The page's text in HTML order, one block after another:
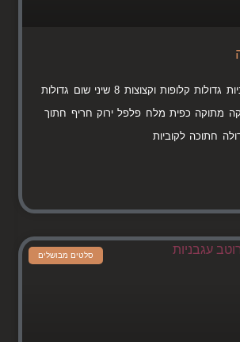
חומרים: 15 עגבניות גדולות קלופות וקצוצות 8 שיני שום גדולות
מתוקה כפית מלח פלפל ירוק חריף חתוך
חתוכה לקוביות
סלטים מבושלים